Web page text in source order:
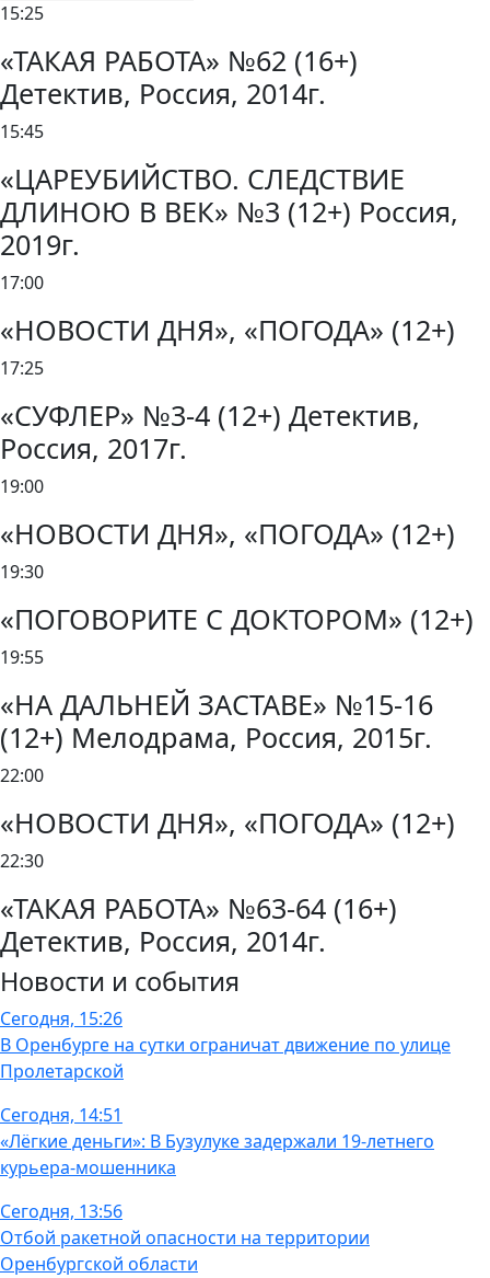
15:25
«ТАКАЯ РАБОТА» №62 (16+)
Детектив, Россия, 2014г.
15:45
«ЦАРЕУБИЙСТВО. СЛЕДСТВИЕ
ДЛИНОЮ В ВЕК» №3 (12+) Россия,
2019г.
17:00
«НОВОСТИ ДНЯ», «ПОГОДА» (12+)
17:25
«СУФЛЕР» №3-4 (12+) Детектив,
Россия, 2017г.
19:00
«НОВОСТИ ДНЯ», «ПОГОДА» (12+)
19:30
«ПОГОВОРИТЕ С ДОКТОРОМ» (12+)
19:55
«НА ДАЛЬНЕЙ ЗАСТАВЕ» №15-16
(12+) Мелодрама, Россия, 2015г.
22:00
«НОВОСТИ ДНЯ», «ПОГОДА» (12+)
22:30
«ТАКАЯ РАБОТА» №63-64 (16+)
Детектив, Россия, 2014г.
Новости и события
Сегодня, 15:26
В Оренбурге на сутки ограничат движение по улице
Пролетарской
Сегодня, 14:51
«Лёгкие деньги»: В Бузулуке задержали 19-летнего
курьера-мошенника
Сегодня, 13:56
Отбой ракетной опасности на территории
Оренбургской области